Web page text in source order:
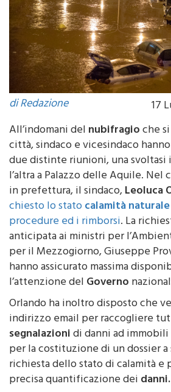
di Redazione
17
All’indomani delnubifragioche
città, sindaco e vicesindaco
due distinte riunioni, una
l’altra a Palazzo delle Aquile. Nel
in prefettura, il sindaco,Leoluca
chiesto lo statocalamità naturale
procedure ed i rimborsi. La
anticipata ai ministri per
per il Mezzogiorno, Giuseppe
hanno assicurato massima
l’attenzione delGoverno
Orlando ha inoltro disposto che
indirizzo email per raccogliere
segnalazionidi danni ad
per la costituzione di un dossier a
richiesta dello stato di calamità e